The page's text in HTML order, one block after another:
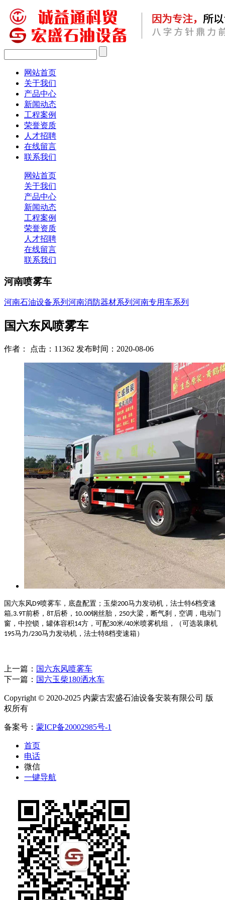
网站首页
关于我们
产品中心
新闻动态
工程案例
荣誉资质
人才招聘
在线留言
联系我们
网站首页
关于我们
产品中心
新闻动态
工程案例
荣誉资质
人才招聘
在线留言
联系我们
河南喷雾车
河南石油设备系列 河南消防器材系列 河南专用车系列
国六东风喷雾车
作者： 点击：11362 发布时间：2020-08-06
国六东风D9喷雾车，底盘配置；玉柴200马力发动机，法士特6档变速
箱,3.9T前桥， 8T后桥， 10.00钢丝胎， 250大梁，断气刹，空调，电动门
窗，中控锁，罐体容积14方，可配30米/40米喷雾机组，（可选装康机
195马力/230马力发动机，法士特8档变速箱）
上一篇： 国六东风喷雾车
下一篇： 国六玉柴180洒水车
Copyright © 2020-2025 内蒙古宏盛石油设备安装有限公司 版
权所有
备案号： 蒙ICP备20002985号-1
首页
电话
微信
一键导航